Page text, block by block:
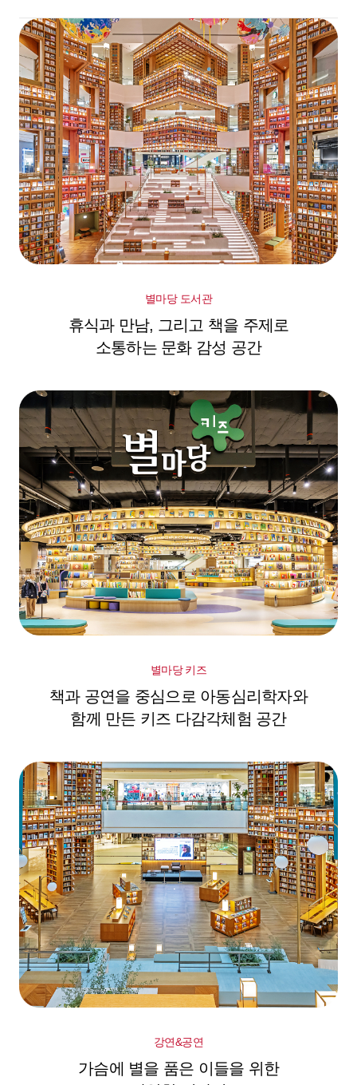
별마당 도서관
휴식과 만남, 그리고 책을 주제로
소통하는 문화 감성 공간
별마당 키즈
책과 공연을 중심으로 아동심리학자와
함께 만든 키즈 다감각체험 공간
강연&공연
가슴에 별을 품은 이들을 위한